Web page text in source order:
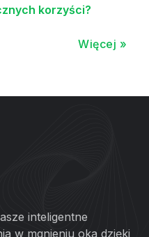
korzyści?
Więcej »
inteligentne
w mgnieniu oka dzięki